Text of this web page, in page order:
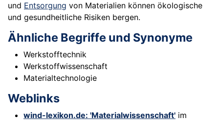
und Entsorgung von Materialien können ökologische
und gesundheitliche Risiken bergen.
Ähnliche Begriffe und Synonyme
Werkstofftechnik
Werkstoffwissenschaft
Materialtechnologie
Weblinks
wind-lexikon.de: 'Materialwissenschaft' im